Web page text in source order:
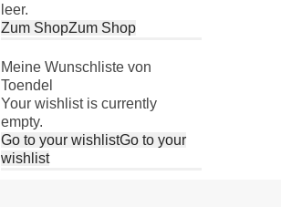
leer.
Zum ShopZum Shop
Meine Wunschliste von
Toendel
Your wishlist is currently
empty.
Go to your wishlistGo to your
wishlist